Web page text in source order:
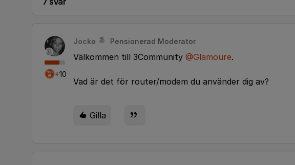
+10
Jocke Pensionerad Moderator
Välkommen till 3Community @Glamoure.
Vad är det för router/modem du använder dig av?
Gilla